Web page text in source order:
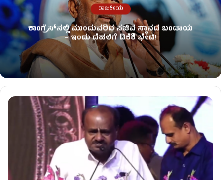
ರಾಜಕೀಯ
ಕಾಂಗ್ರೆಸ್​ನಲ್ಲಿ ಮುಂದುವರಿದ ಸಚಿವ ಸ್ಥಾನದ ಬಂಡಾಯ
– ಇಂದು ದೆಹಲಿಗೆ ಡಿಕೆಶಿ ಭೇಟಿ!